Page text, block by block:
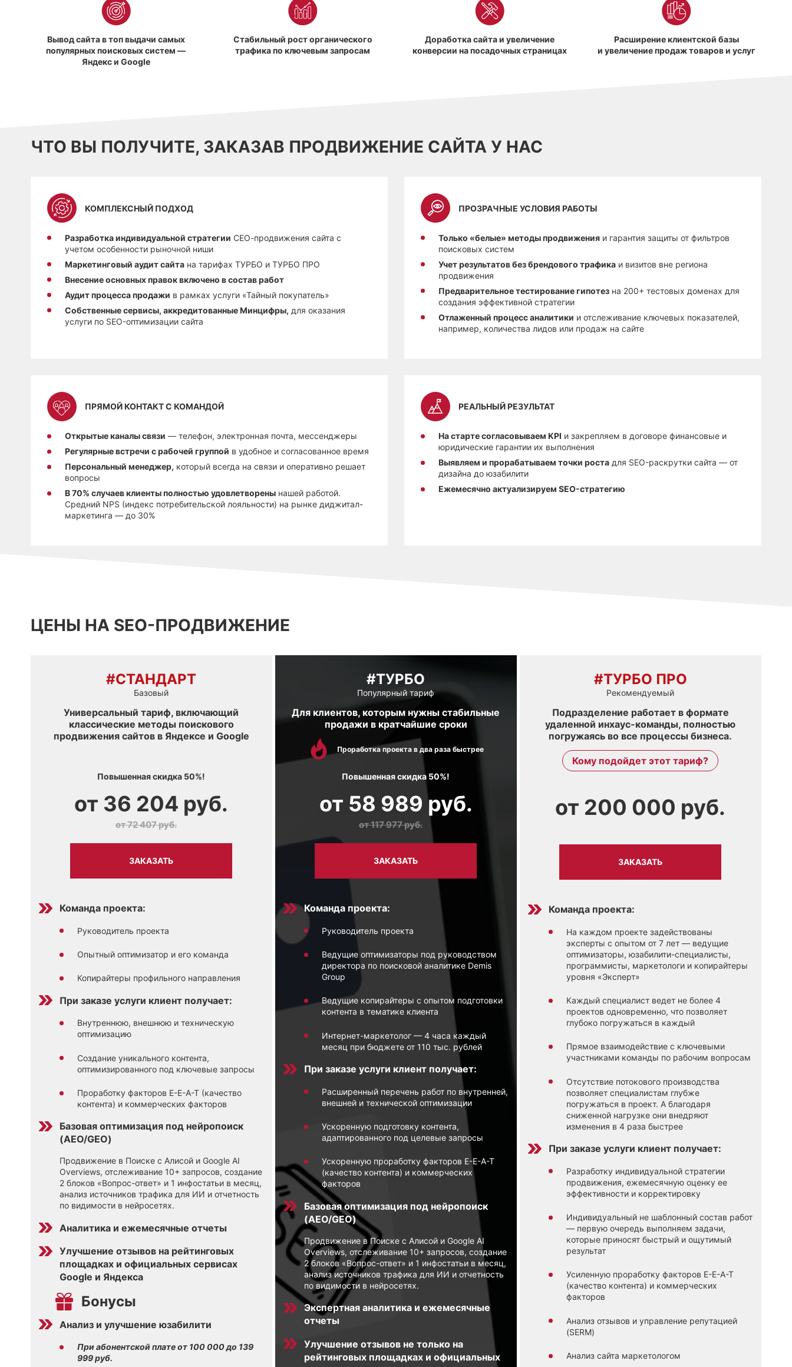
Вывод сайта в топ выдачи самых
популярных поисковых систем —
Яндекс и Google
Стабильный рост органического
трафика по ключевым запросам
Доработка сайта и увеличение
конверсии на посадочных страницах
Расширение клиентской базы
и увеличение продаж товаров и услуг
ЧТО ВЫ ПОЛУЧИТЕ, ЗАКАЗАВ ПРОДВИЖЕНИЕ САЙТА У НАС
КОМПЛЕКСНЫЙ ПОДХОД
Разработка индивидуальной стратегии СЕО-продвижения сайта с
учетом особенности рыночной ниши
Маркетинговый аудит сайта на тарифах ТУРБО и ТУРБО ПРО
Внесение основных правок включено в состав работ
Аудит процесса продажи в рамках услуги «Тайный покупатель»
Собственные сервисы, аккредитованные Минцифры, для оказания
услуги по SEO-оптимизации сайта
ПРОЗРАЧНЫЕ УСЛОВИЯ РАБОТЫ
Только «белые» методы продвижения и гарантия защиты от фильтров
поисковых систем
Учет результатов без брендового трафика и визитов вне региона
продвижения
Предварительное тестирование гипотез на 200+ тестовых доменах для
создания эффективной стратегии
Отлаженный процесс аналитики и отслеживание ключевых показателей,
например, количества лидов или продаж на сайте
ПРЯМОЙ КОНТАКТ С КОМАНДОЙ
Открытые каналы связи — телефон, электронная почта, мессенджеры
Регулярные встречи с рабочей группой в удобное и согласованное время
Персональный менеджер, который всегда на связи и оперативно решает
вопросы
В 70% случаев клиенты полностью удовлетворены нашей работой.
Средний NPS (индекс потребительской лояльности) на рынке диджитал-
маркетинга — до 30%
РЕАЛЬНЫЙ РЕЗУЛЬТАТ
На старте согласовываем KPI и закрепляем в договоре финансовые и
юридические гарантии их выполнения
Выявляем и прорабатываем точки роста для SEO-раскрутки сайта — от
дизайна до юзабилити
Ежемесячно актуализируем SEO-стратегию
ЦЕНЫ НА SEO-ПРОДВИЖЕНИЕ
#СТАНДАРТ
Базовый
Универсальный тариф, включающий
классические методы поискового
продвижения сайтов в Яндексе и Google
Повышенная скидка 50%!
от 36 204 руб.
от72 407руб.
ЗАКАЗАТЬ
Команда проекта:
Руководитель проекта
Опытный оптимизатор и его команда
Копирайтеры профильного направления
При заказе услуги клиент получает:
Внутреннюю, внешнюю и техническую
оптимизацию
Создание уникального контента,
оптимизированного под ключевые запросы
Проработку факторов E-E-A-T (качество
контента) и коммерческих факторов
Базовая оптимизация под нейропоиск
(AEO/GEO)
Продвижение в Поиске с Алисой и Google AI
Overviews, отслеживание 10+ запросов, создание
2 блоков «Вопрос-ответ» и 1 инфостатьи в месяц,
анализ источников трафика для ИИ и отчетность
по видимости в нейросетях.
Аналитика и ежемесячные отчеты
Улучшение отзывов на рейтинговых
площадках и официальных сервисах
Google и Яндекса
Бонусы
Анализ и улучшение юзабилити
При абонентской плате от 100 000 до 139
999 руб.
#ТУРБО
Популярный тариф
Для клиентов, которым нужны стабильные
продажи в кратчайшие сроки
Проработка проекта в два раза быстрее
Повышенная скидка 50%!
от 58 989 руб.
от117 977руб.
ЗАКАЗАТЬ
Команда проекта:
Руководитель проекта
Ведущие оптимизаторы под руководством
директора по поисковой аналитике Demis
Group
Ведущие копирайтеры с опытом подготовки
контента в тематике клиента
Интернет-маркетолог — 4 часа каждый
месяц при бюджете от 110 тыс. рублей
При заказе услуги клиент получает:
Расширенный перечень работ по внутренней,
внешней и технической оптимизации
Ускоренную подготовку контента,
адаптированного под целевые запросы
Ускоренную проработку факторов E-E-A-T
(качество контента) и коммерческих
факторов
Базовая оптимизация под нейропоиск
(AEO/GEO)
Продвижение в Поиске с Алисой и Google AI
Overviews, отслеживание 10+ запросов, создание
2 блоков «Вопрос-ответ» и 1 инфостатьи в месяц,
анализ источников трафика для ИИ и отчетность
по видимости в нейросетях.
Экспертная аналитика и ежемесячные
отчеты
Улучшение отзывов не только на
рейтинговых площадках и официальных
#ТУРБО ПРО
Рекомендуемый
Подразделение работает в формате
удаленной инхаус-команды, полностью
погружаясь во все процессы бизнеса.
Кому подойдет этот тариф?
от 200 000 руб.
ЗАКАЗАТЬ
Команда проекта:
На каждом проекте задействованы
эксперты с опытом от 7 лет — ведущие
оптимизаторы, юзабилити-специалисты,
программисты, маркетологи и копирайтеры
уровня «Эксперт»
Каждый специалист ведет не более 4
проектов одновременно, что позволяет
глубоко погружаться в каждый
Прямое взаимодействие с ключевыми
участниками команды по рабочим вопросам
Отсутствие потокового производства
позволяет специалистам глубже
погружаться в проект. А благодаря
сниженной нагрузке они внедряют
изменения в 4 раза быстрее
При заказе услуги клиент получает:
Разработку индивидуальной стратегии
продвижения, ежемесячную оценку ее
эффективности и корректировку
Индивидуальный не шаблонный состав работ
— первую очередь выполняем задачи,
которые приносят быстрый и ощутимый
результат
Усиленную проработку факторов E-E-A-T
(качество контента) и коммерческих
факторов
Анализ отзывов и управление репутацией
(SERM)
Анализ сайта маркетологом